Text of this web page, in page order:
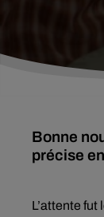
Bonne
précise
L’attente